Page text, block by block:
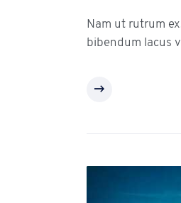
Nam ut rutrum
bibendum lacus